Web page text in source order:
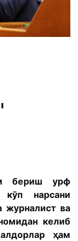
бериш урф
нарсани
журналист ва
келиб
ҳам